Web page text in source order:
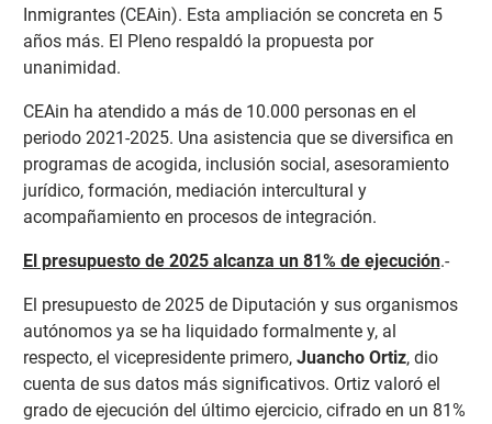
Inmigrantes (CEAin). Esta ampliación se concreta en 5
años más. El Pleno respaldó la propuesta por
unanimidad.
CEAin ha atendido a más de 10.000 personas en el
periodo 2021-2025. Una asistencia que se diversifica en
programas de acogida, inclusión social, asesoramiento
jurídico, formación, mediación intercultural y
acompañamiento en procesos de integración.
El presupuesto de 2025 alcanza un 81% de ejecución.-
El presupuesto de 2025 de Diputación y sus organismos
autónomos ya se ha liquidado formalmente y, al
respecto, el vicepresidente primero, Juancho Ortiz, dio
cuenta de sus datos más significativos. Ortiz valoró el
grado de ejecución del último ejercicio, cifrado en un 81%